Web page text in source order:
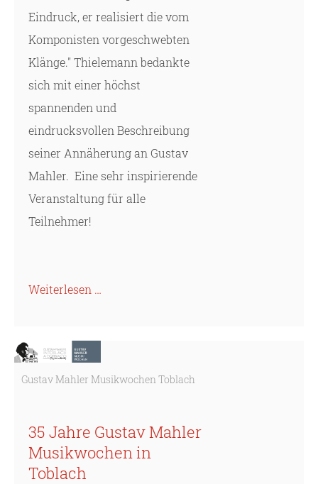
Eindruck, er realisiert die vom
Komponisten vorgeschwebten
Klänge." Thielemann bedankte
sich mit einer höchst
spannenden und
eindrucksvollen Beschreibung
seiner Annäherung an Gustav
Mahler. Eine sehr inspirierende
Veranstaltung für alle
Teilnehmer!
Weiterlesen …
Gustav Mahler Musikwochen Toblach
35 Jahre Gustav Mahler
Musikwochen in
Toblach